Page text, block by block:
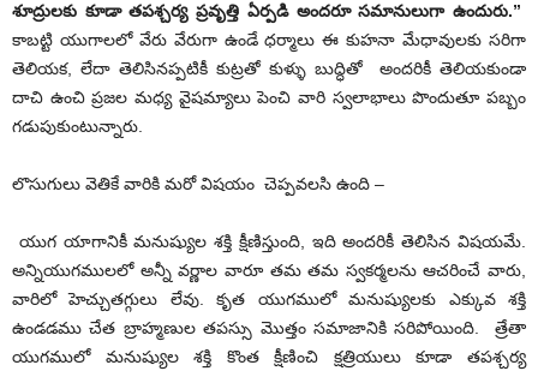
శూద్రులకు కూడా తపశ్చర్య ప్రవృత్తి ఏర్పడి అందరూ సమానులుగా ఉందురు.”
కాబట్టి యుగాలలో వేరు వేరుగా ఉండే ధర్మాలు ఈ కుహనా మేధావులకు సరిగా
తెలియక, లేదా తెలిసినప్పటికీ కుట్రతో కుళ్ళు బుద్ధితో అందరికీ తెలియకుండా
దాచి ఉంచి ప్రజల మధ్య వైషమ్యాలు పెంచి వారి స్వలాభాలు పొందుతూ పబ్బం
గడుపుకుంటున్నారు.
లొసుగులు వెతికే వారికి మరో విషయం చెప్పవలసి ఉంది –
యుగ యాగానికీ మనుష్యుల శక్తి క్షీణిస్తుంది, ఇది అందరికీ తెలిసిన విషయమే.
అన్నియుగములలో అన్నీ వర్ణాల వారూ తమ తమ స్వకర్మలను ఆచరించే వారు,
వారిలో హెచ్చుతగ్గులు లేవు. కృత యుగములో మనుష్యులకు ఎక్కువ శక్తి
ఉండడము చేత బ్రాహ్మణుల తపస్సు మొత్తం సమాజానికి సరిపోయింది. త్రేతా
యుగములో మనుష్యుల శక్తి కొంత క్షీణించి క్షత్రియులు కూడా తపశ్చర్య